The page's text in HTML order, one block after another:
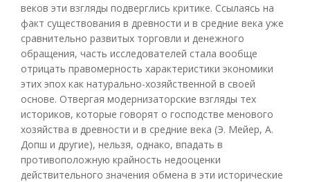
веков эти взгляды подверглись критике. Ссылаясь на
факт существования в древности и в средние века уже
сравнительно развитых торговли и денежного
обращения, часть исследователей стала вообще
отрицать правомерность характеристики экономики
этих эпох как натурально-хозяйственной в своей
основе. Отвергая модернизаторские взгляды тех
историков, которые говорят о господстве менового
хозяйства в древности и в средние века (Э. Мейер, А.
Допш и другие), нельзя, однако, впадать в
противоположную крайность недооценки
действительного значения обмена в эти исторические